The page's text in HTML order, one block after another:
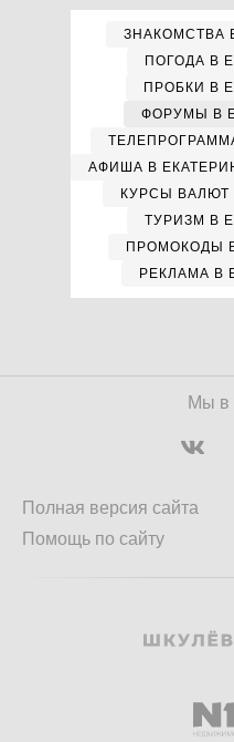
ЗНАКОМСТВА
ПОГОДА В
ПРОБКИ В
ФОРУМЫ В
АФИША В
КУРСЫ ВАЛЮТ
ТУРИЗМ В
ПРОМОКОДЫ
РЕКЛАМА В
Мы в
Полная версия сайта
Помощь по сайту